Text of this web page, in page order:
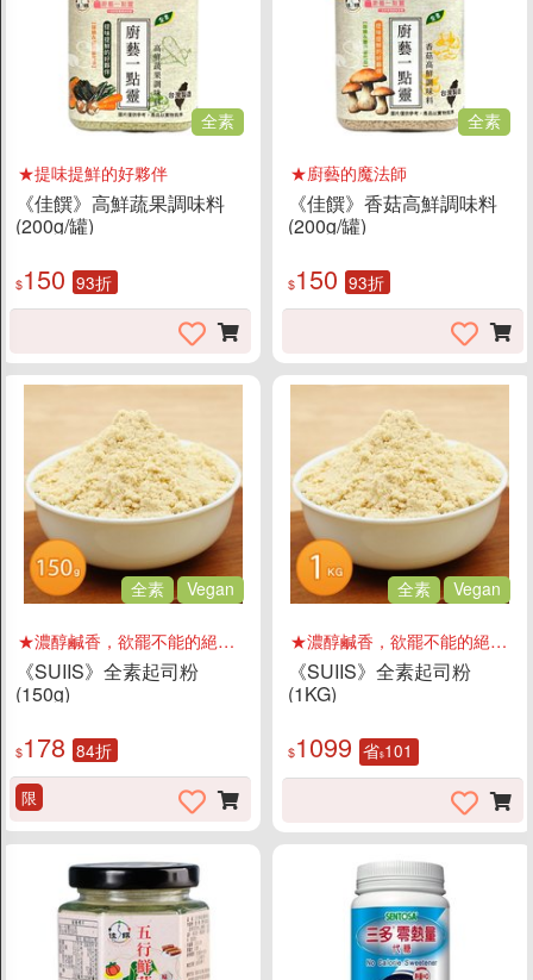
全素
★提味提鮮的好夥伴
《佳饌》高鮮蔬果調味料
(200g/罐)
$150 93折
全素
★廚藝的魔法師
《佳饌》香菇高鮮調味料
(200g/罐)
$150 93折
全素 Vegan
★濃醇鹹香，欲罷不能的絕妙滋味
《SUIIS》全素起司粉
(150g)
$178 84折
限
全素 Vegan
★濃醇鹹香，欲罷不能的絕妙滋味
《SUIIS》全素起司粉
(1KG)
$1099 省$101